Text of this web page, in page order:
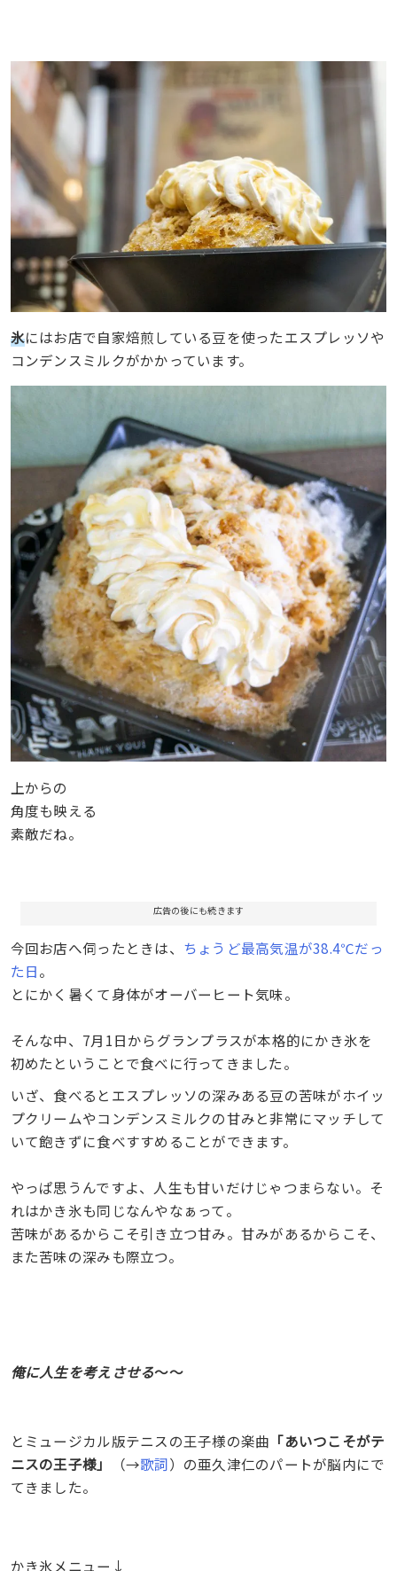
氷にはお店で自家焙煎している豆を使ったエスプレッソや
コンデンスミルクがかかっています。
上からの
角度も映える
素敵だね。
広告の後にも続きます
今回お店へ伺ったときは、 ちょうど最高気温が38.4℃だっ
た日。
とにかく暑くて身体がオーバーヒート気味。
そんな中、7月1日からグランプラスが本格的にかき氷を
初めたということで食べに行ってきました。
いざ、食べるとエスプレッソの深みある豆の苦味がホイッ
プクリームやコンデンスミルクの甘みと非常にマッチして
いて飽きずに食べすすめることができます。
やっぱ思うんですよ、人生も甘いだけじゃつまらない。そ
れはかき氷も同じなんやなぁって。
苦味があるからこそ引き立つ甘み。甘みがあるからこそ、
また苦味の深みも際立つ。
俺に人生を考えさせる〜〜
とミュージカル版テニスの王子様の楽曲 「あいつこそがテ
ニスの王子様」
（→歌詞）の亜久津仁のパートが脳内にで
てきました。
かき氷メニュー↓